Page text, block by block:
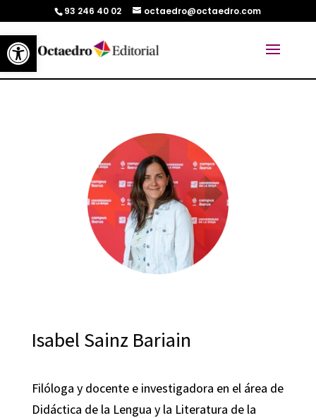
Abrir barra de herramientas
93 246 40 02 octaedro@octaedro.com
Isabel Sainz Bariain
Filóloga y docente e investigadora en el área de
Didáctica de la Lengua y la Literatura de la